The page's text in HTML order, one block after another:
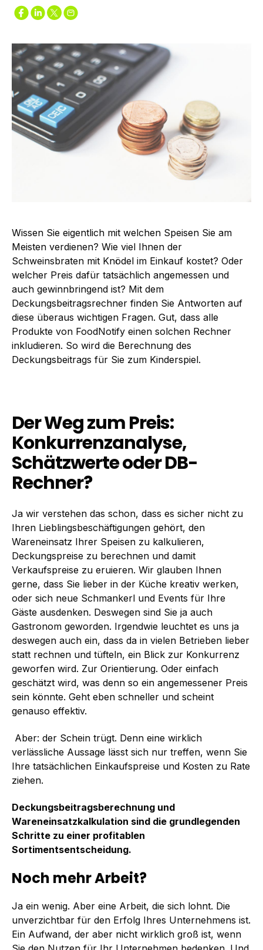
Wissen Sie eigentlich mit welchen Speisen Sie am
Meisten verdienen? Wie viel Ihnen der
Schweinsbraten mit Knödel im Einkauf kostet? Oder
welcher Preis dafür tatsächlich angemessen und
auch gewinnbringend ist? Mit dem
Deckungsbeitragsrechner finden Sie Antworten auf
diese überaus wichtigen Fragen. Gut, dass alle
Produkte von FoodNotify einen solchen Rechner
inkludieren. So wird die Berechnung des
Deckungsbeitrags für Sie zum Kinderspiel.
Der Weg zum Preis:
Konkurrenzanalyse,
Schätzwerte oder DB-
Rechner?
Ja wir verstehen das schon, dass es sicher nicht zu
Ihren Lieblingsbeschäftigungen gehört, den
Wareneinsatz Ihrer Speisen zu kalkulieren,
Deckungspreise zu berechnen und damit
Verkaufspreise zu eruieren. Wir glauben Ihnen
gerne, dass Sie lieber in der Küche kreativ werken,
oder sich neue Schmankerl und Events für Ihre
Gäste ausdenken. Deswegen sind Sie ja auch
Gastronom geworden. Irgendwie leuchtet es uns ja
deswegen auch ein, dass da in vielen Betrieben lieber
statt rechnen und tüfteln, ein Blick zur Konkurrenz
geworfen wird. Zur Orientierung. Oder einfach
geschätzt wird, was denn so ein angemessener Preis
sein könnte. Geht eben schneller und scheint
genauso effektiv.
Aber: der Schein trügt. Denn eine wirklich
verlässliche Aussage lässt sich nur treffen, wenn Sie
Ihre tatsächlichen Einkaufspreise und Kosten zu Rate
ziehen.
Deckungsbeitragsberechnung und
Wareneinsatzkalkulation sind die grundlegenden
Schritte zu einer profitablen
Sortimentsentscheidung.
Noch mehr Arbeit?
Ja ein wenig. Aber eine Arbeit, die sich lohnt. Die
unverzichtbar für den Erfolg Ihres Unternehmens ist.
Ein Aufwand, der aber nicht wirklich groß ist, wenn